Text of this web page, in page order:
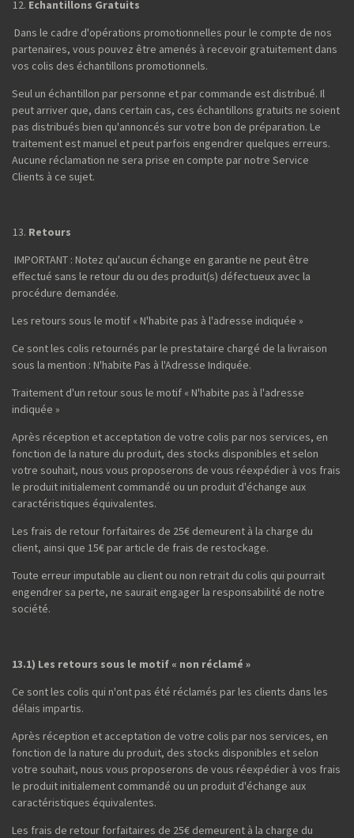
Echantillons Gratuits
Dans le cadre d'opérations promotionnelles pour le compte de nos
partenaires, vous pouvez être amenés à recevoir gratuitement dans
vos colis des échantillons promotionnels.
Seul un échantillon par personne et par commande est distribué. Il
peut arriver que, dans certain cas, ces échantillons gratuits ne soient
pas distribués bien qu'annoncés sur votre bon de préparation. Le
traitement est manuel et peut parfois engendrer quelques erreurs.
Aucune réclamation ne sera prise en compte par notre Service
Clients à ce sujet.
Retours
IMPORTANT : Notez qu'aucun échange en garantie ne peut être
effectué sans le retour du ou des produit(s) défectueux avec la
procédure demandée.
Les retours sous le motif « N'habite pas à l'adresse indiquée »
Ce sont les colis retournés par le prestataire chargé de la livraison
sous la mention : N'habite Pas à l'Adresse Indiquée.
Traitement d'un retour sous le motif « N'habite pas à l'adresse
indiquée »
Après réception et acceptation de votre colis par nos services, en
fonction de la nature du produit, des stocks disponibles et selon
votre souhait, nous vous proposerons de vous réexpédier à vos frais
le produit initialement commandé ou un produit d'échange aux
caractéristiques équivalentes.
Les frais de retour forfaitaires de 25€ demeurent à la charge du
client, ainsi que 15€ par article de frais de restockage.
Toute erreur imputable au client ou non retrait du colis qui pourrait
engendrer sa perte, ne saurait engager la responsabilité de notre
société.
13.1) Les retours sous le motif « non réclamé »
Ce sont les colis qui n'ont pas été réclamés par les clients dans les
délais impartis.
Après réception et acceptation de votre colis par nos services, en
fonction de la nature du produit, des stocks disponibles et selon
votre souhait, nous vous proposerons de vous réexpédier à vos frais
le produit initialement commandé ou un produit d'échange aux
caractéristiques équivalentes.
Les frais de retour forfaitaires de 25€ demeurent à la charge du